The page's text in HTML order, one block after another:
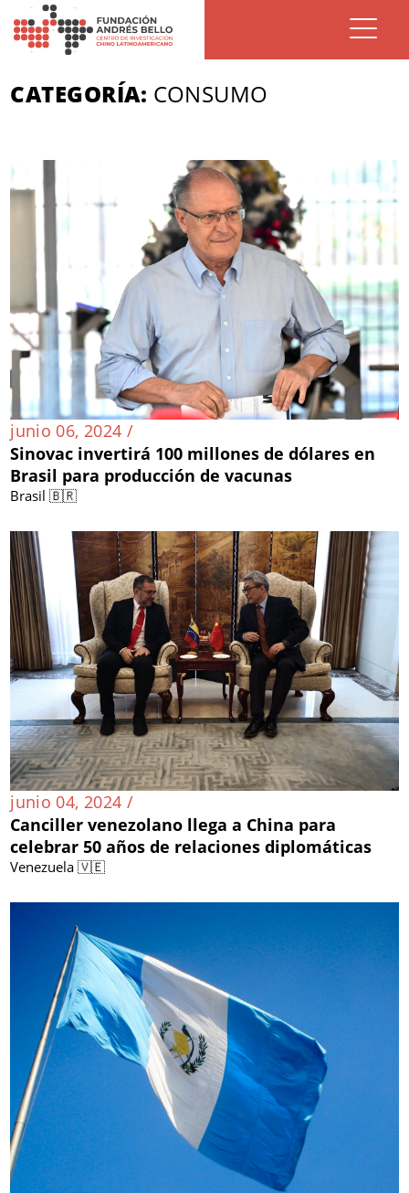
CATEGORÍA: CONSUMO
junio 06, 2024 /
Sinovac invertirá 100 millones de dólares en
Brasil para producción de vacunas
Brasil 🇧🇷
junio 04, 2024 /
Canciller venezolano llega a China para
celebrar 50 años de relaciones diplomáticas
Venezuela 🇻🇪